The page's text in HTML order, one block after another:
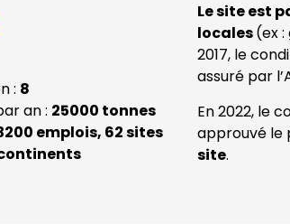
: 8
an : 25000 tonnes
emplois, 62 sites
Le site est
locales(ex
2017, le
assuré par
En 2022, le
approuvé le
site.